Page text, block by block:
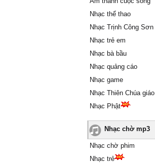
Nhạc thể thao
Nhạc Trịnh Công Sơn
Nhạc trẻ em
Nhạc bà bầu
Nhạc quảng cáo
Nhạc game
Nhạc Thiên Chúa giáo
Nhạc Phật
Nhạc chờ mp3
Nhạc chờ phim
Nhạc trẻ